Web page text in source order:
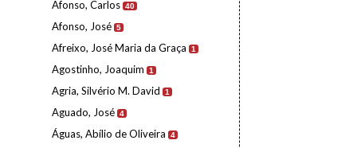
Afonso, Carlos 40
Afonso, José 5
Afreixo, José Maria da Graça 1
Agostinho, Joaquim 1
Agria, Silvério M. David 1
Aguado, José 4
Águas, Abílio de Oliveira 4